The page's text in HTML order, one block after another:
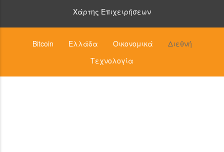
Χάρτης Επιχειρήσεων
Bitcoin Ελλάδα Οικονομικά
Διεθνή
Τεχνολογία